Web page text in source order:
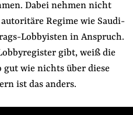
Dabei nehmen nicht
Regime wie Saudi-
Lobbyisten in Anspruch.
gibt, weiß die
wie nichts über diese
ist das anders.